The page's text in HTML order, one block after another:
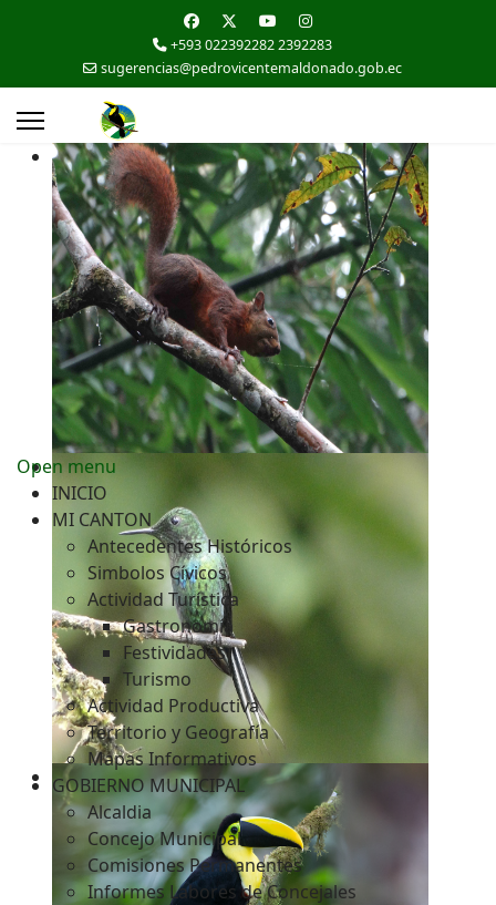
+593 022392282 2392283
sugerencias@pedrovicentemaldonado.gob.ec
Open menu
INICIO
MI CANTON
Antecedentes Históricos
Simbolos Cívicos
Actividad Turística
Gastronomía
Festividades
Turismo
Actividad Productiva
Territorio y Geografía
Mapas Informativos
GOBIERNO MUNICIPAL
Alcaldia
Concejo Municipal
Comisiones Permanentes
Informes Labores de Concejales